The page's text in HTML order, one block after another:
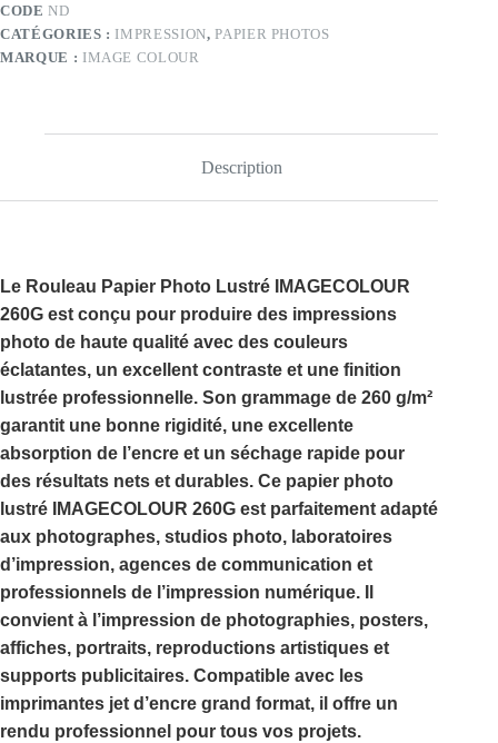
260G
CODEND
CATÉGORIES : IMPRESSION,PAPIER PHOTOS
MARQUE : IMAGE COLOUR
Description
Le Rouleau Papier Photo Lustré IMAGECOLOUR
260G est conçu pour produire des impressions
photo de haute qualité avec des couleurs
éclatantes, un excellent contraste et une finition
lustrée professionnelle. Son grammage de 260 g/m²
garantit une bonne rigidité, une excellente
absorption de l’encre et un séchage rapide pour
des résultats nets et durables. Ce papier photo
lustré IMAGECOLOUR 260G est parfaitement adapté
aux photographes, studios photo, laboratoires
d’impression, agences de communication et
professionnels de l’impression numérique. Il
convient à l’impression de photographies, posters,
affiches, portraits, reproductions artistiques et
supports publicitaires. Compatible avec les
imprimantes jet d’encre grand format, il offre un
rendu professionnel pour tous vos projets.